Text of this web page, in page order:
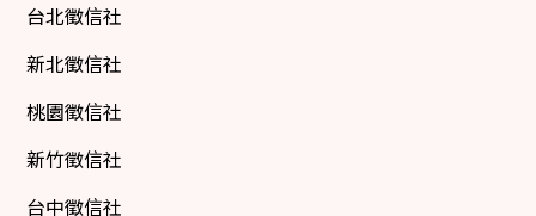
台北徵信社
新北徵信社
桃園徵信社
新竹徵信社
台中徵信社